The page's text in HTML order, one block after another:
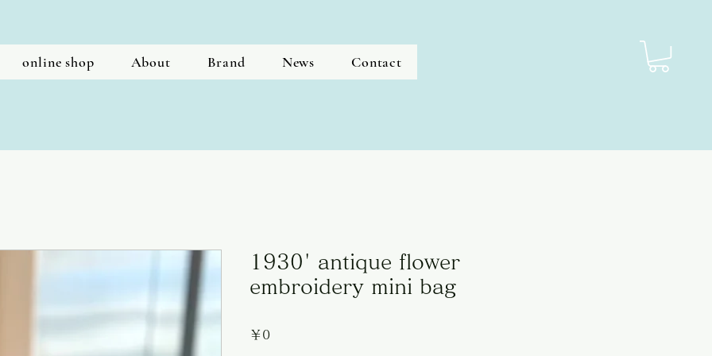
online shop About Brand News Contact
1930' antique flower
embroidery mini bag
￥0